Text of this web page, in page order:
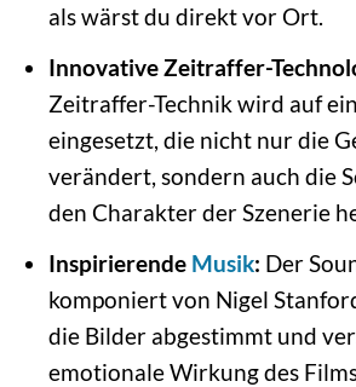
als wärst du direkt vor Ort.
Innovative Zeitraffer-
Zeitraffer-Technik wird auf
eingesetzt, die nicht nur die
verändert, sondern auch die
den Charakter der Szenerie
Inspirierende Musik: Der
komponiert von Nigel
die Bilder abgestimmt und
emotionale Wirkung des